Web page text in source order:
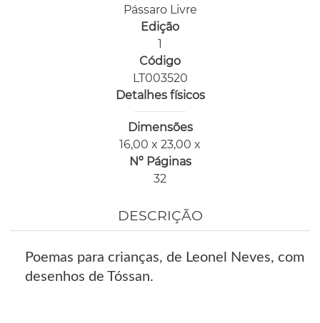
Pássaro Livre
Edição
1
Código
LT003520
Detalhes físicos
Dimensões
16,00 x 23,00 x
Nº Páginas
32
DESCRIÇÃO
Poemas para crianças, de Leonel Neves, com
desenhos de Tóssan.